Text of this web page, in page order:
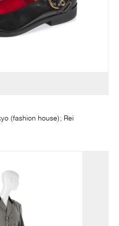
(fashion house); Rei